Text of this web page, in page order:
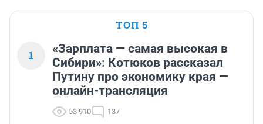
ТОП 5
1
«Зарплата — самая высокая в
Сибири»: Котюков рассказал
Путину про экономику края —
онлайн-трансляция
53 910 137